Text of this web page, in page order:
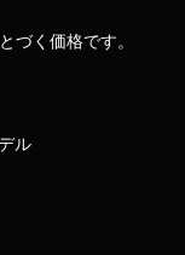
づく価格です。
ル